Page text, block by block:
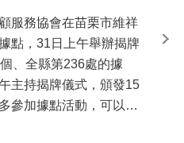
服務協會在苗栗市維祥
點，31日上午舉辦揭牌
、全縣第236處的據
主持揭牌儀式，頒發15
參加據點活動，可以更
苗